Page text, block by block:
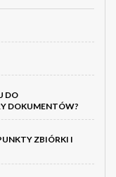
DO
DOKUMENTÓW?
ZBIÓRKI I